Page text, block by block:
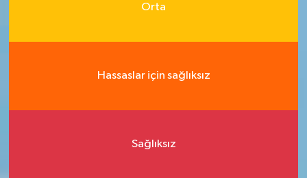
Orta
Hassaslar için sağlıksız
Sağlıksız